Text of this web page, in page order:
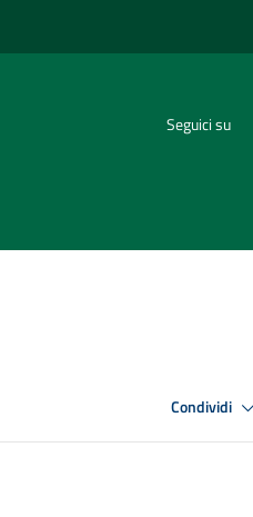
Seguici su
Condividi